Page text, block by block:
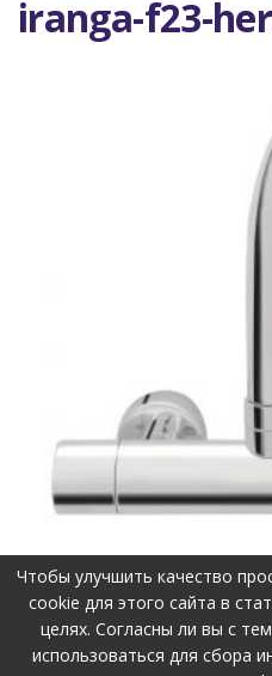
iranga-f23-
Чтобы улучшить качество
cookie для этого сайта в
целях. Согласны ли вы с
использоваться для сбора